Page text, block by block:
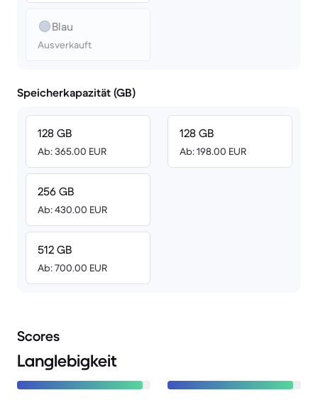
Blau
Ausverkauft
Speicherkapazität (GB)
128 GB
Ab: 365.00 EUR
256 GB
Ab: 430.00 EUR
512 GB
Ab: 700.00 EUR
128 GB
Ab: 198.00 EUR
Scores
Langlebigkeit